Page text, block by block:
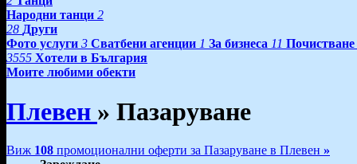
Народни танци 2
28 Други
Фото услуги 3 Сватбени агенции 1 За бизнеса 11 Почистване
3555 Хотели в България
Моите любими обекти
Плевен » Пазаруване
Виж 108 промоционални оферти за Пазаруване в Плевен »